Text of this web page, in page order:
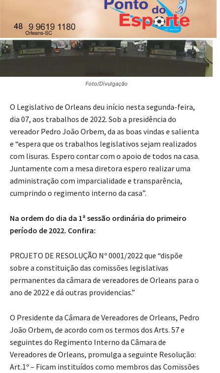
Foto/Divulgação
O Legislativo de Orleans deu início nesta segunda-feira,
dia 07, aos trabalhos de 2022. Sob a presidência do
vereador Pedro João Orbem, da as boas vindas e salienta
e “espera que os trabalhos legislativos sejam realizados
com lisuras. Espero contar com o apoio de todos na casa.
Juntamente com a mesa diretora espero realizar uma
administração com imparcialidade e transparência,
cumprindo o regimento interno da casa”.
Na ordem do dia da 1ª sessão ordinária do primeiro
período de 2022. Confira:
PROJETO DE RESOLUÇÃO Nº 0001/2022 que “dispõe
sobre a constituição das comissões legislativas
permanentes da câmara de vereadores de Orleans para o
ano de 2022 e dá outras providencias.”
O Presidente da Câmara de Vereadores de Orleans, Pedro
João Orbem, de acordo com os termos dos Arts. 57 e
seguintes do Regimento Interno da Câmara de
Vereadores de Orleans, promulga a seguinte Resolução:
Art.1º – Ficam instituídos como membros das Comissões